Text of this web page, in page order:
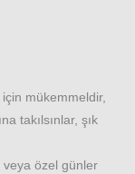
mükemmeldir,
takılsınlar, şık
veya özel günler